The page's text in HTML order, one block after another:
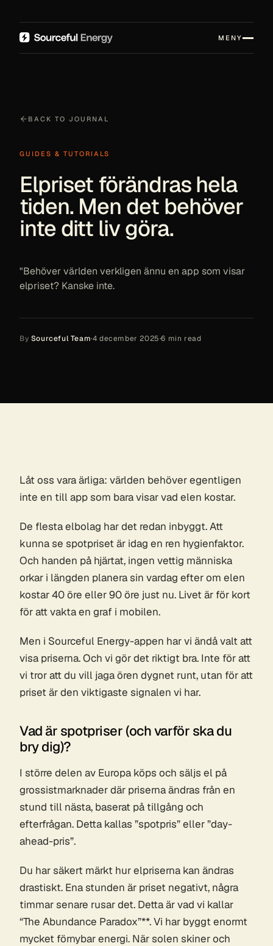
MENY
BACK TO JOURNAL
GUIDES & TUTORIALS
Elpriset förändras hela
tiden. Men det behöver
inte ditt liv göra.
"Behöver världen verkligen ännu en app som visar
elpriset? Kanske inte.
By Sourceful Team·4 december 2025·6 min read
Låt oss vara ärliga: världen behöver egentligen
inte en till app som bara visar vad elen kostar.
De flesta elbolag har det redan inbyggt. Att
kunna se spotpriset är idag en ren hygienfaktor.
Och handen på hjärtat, ingen vettig människa
orkar i längden planera sin vardag efter om elen
kostar 40 öre eller 90 öre just nu. Livet är för kort
för att vakta en graf i mobilen.
Men i Sourceful Energy-appen har vi ändå valt att
visa priserna. Och vi gör det riktigt bra. Inte för att
vi tror att du vill jaga ören dygnet runt, utan för att
priset är den viktigaste signalen vi har.
Vad är spotpriser (och varför ska du
bry dig)?
I större delen av Europa köps och säljs el på
grossistmarknader där priserna ändras från en
stund till nästa, baserat på tillgång och
efterfrågan. Detta kallas ”spotpris” eller ”day-
ahead-pris”.
Du har säkert märkt hur elpriserna kan ändras
drastiskt. Ena stunden är priset negativt, några
timmar senare rusar det. Detta är vad vi kallar
“The Abundance Paradox”**. Vi har byggt enormt
mycket förnybar energi. När solen skiner och